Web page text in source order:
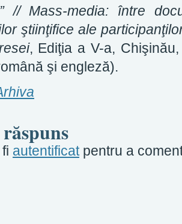
// Mass-media: între
ştiinţifice ale
, Ediţia a V-a,
şi engleză).
autentificatpentru a